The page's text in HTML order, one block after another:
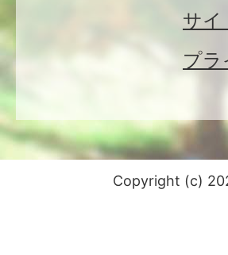
サイ
プ
Copyright (c)